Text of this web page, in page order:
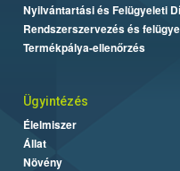
Nyilvántartási és Felügyeleti
Rendszerszervezés és
Termékpálya-ellenőrzés
Ügyintézés
Élelmiszer
Állat
Növény